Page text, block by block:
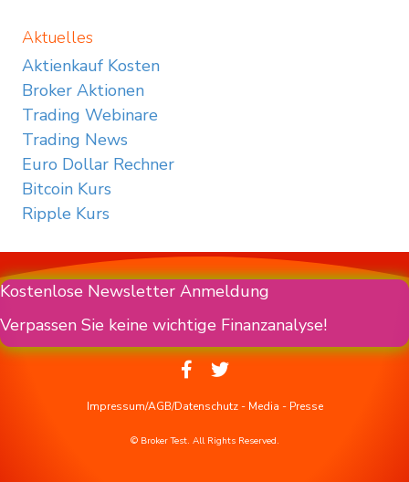
Aktuelles
Aktienkauf Kosten
Broker Aktionen
Trading Webinare
Trading News
Euro Dollar Rechner
Bitcoin Kurs
Ripple Kurs
Kostenlose Newsletter Anmeldung
Verpassen Sie keine wichtige Finanzanalyse!
Impressum/AGB/Datenschutz- Media - Presse
© Broker Test. All Rights Reserved.